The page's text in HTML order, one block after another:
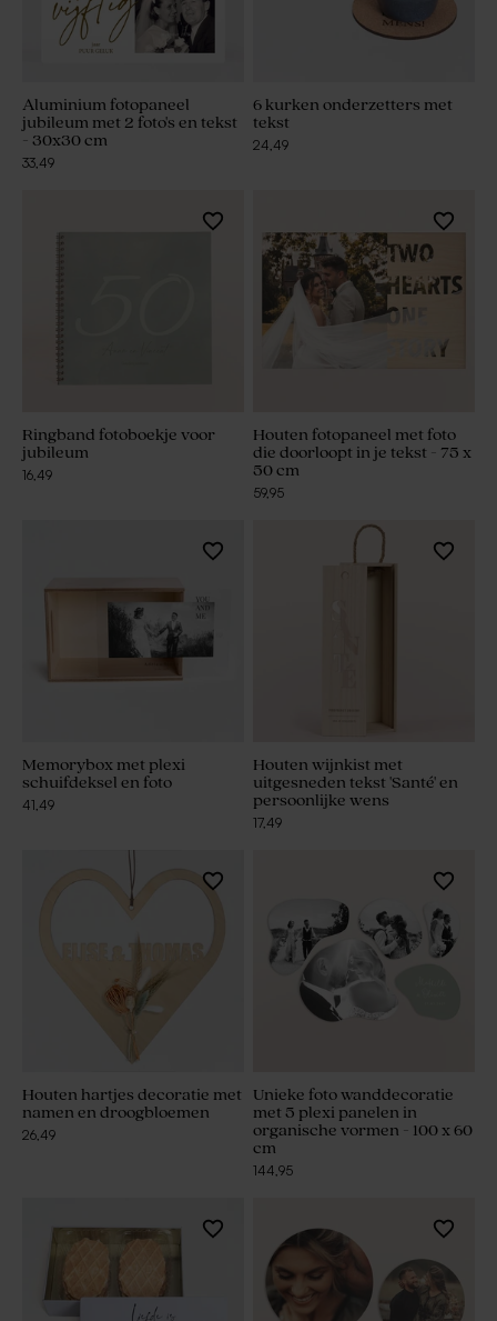
Aluminium fotopaneel
jubileum met 2 foto's en tekst
- 30x30 cm
33,49
6 kurken onderzetters met
tekst
24,49
Ringband fotoboekje voor
jubileum
16,49
Houten fotopaneel met foto
die doorloopt in je tekst - 75 x
50 cm
59,95
Memorybox met plexi
schuifdeksel en foto
41,49
Houten wijnkist met
uitgesneden tekst 'Santé' en
persoonlijke wens
17,49
Houten hartjes decoratie met
namen en droogbloemen
26,49
Unieke foto wanddecoratie
met 5 plexi panelen in
organische vormen - 100 x 60
cm
144,95